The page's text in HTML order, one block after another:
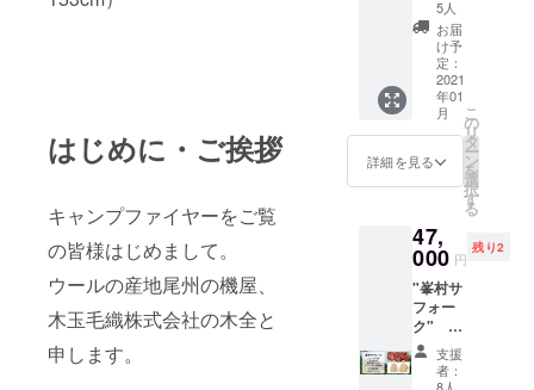
はじめに・ご挨拶
キャンプファイヤーをご覧
の皆様はじめまして。
ウールの産地尾州の機屋、
木玉毛織株式会社の木全と
申します。
丈：
56cm
肩幅：
36cm
胸囲：
96cm M
サイズ
着丈：
63cm
102cm
Lサイズ
着丈：
68cm
肩幅：
42cm
胸囲：
110cm
化炭処
理を
行って
いない
為、取
りきれ
ない植
物の種
やカケ
す。 ●
サイズ
寸法 峯
村サ
フォー
クセー
ター S
サイズ
ターの
セット
ニット
ベスト
とセー
ターの
それぞ
れ色と
サイズ
をお選
ます。
色：サ
フォー
ク生成
り・サ
フォー
クブ
ラック
サイ
5人
お届
け予
定：
2021
年01
月
詳細を見る
こ
の
リ
タ
ー
ン
を
選
択
す
る
47,
000 円
残り2
"峯村サ
フォー
ク"
ニット
ベスト
＆セー
支援
者：